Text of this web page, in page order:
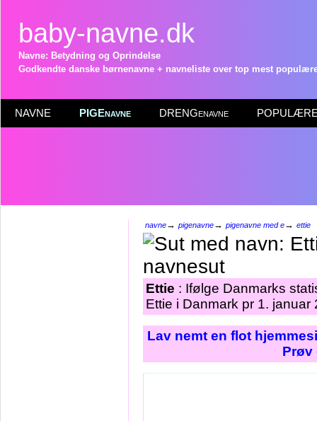
baby-navne.dk
Navne: Betydning og Oprindelse
Godkendte danske børnenavne + navneliste over top mest
NAVNE PIGEnavne DRENGenavne POPULÆRE
navne→ pigenavne→ pigenavne med e→ ettie
Ettie : Ifølge Danmarks
Ettie i Danmark pr 1. januar
Lav nemt en flot
Prøv